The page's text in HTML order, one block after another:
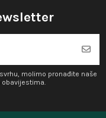
molimo pronađite naše